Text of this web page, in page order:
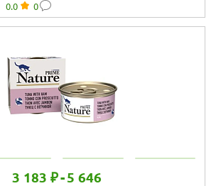
с тунцом в
бульоне
0.0 0
3 183 ₽-5 646